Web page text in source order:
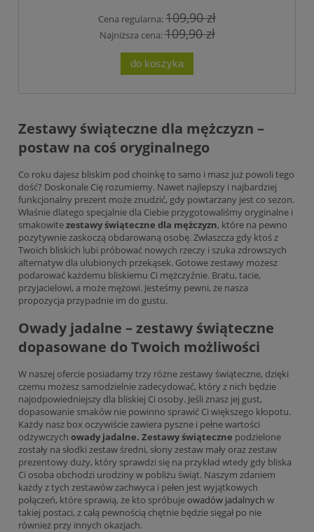
Cena regularna:109,90 zł
Najniższa cena:109,90 zł
do koszyka
Zestawy świąteczne dla mężczyzn –
postaw na coś oryginalnego
Co roku dajesz bliskim pod choinkę to samo i masz już powoli tego
dość? Doskonale Cię rozumiemy. Nawet najlepszy i najbardziej
funkcjonalny prezent może znudzić, gdy powtarzany jest co sezon.
Właśnie dlatego specjalnie dla Ciebie przygotowaliśmy oryginalne i
smakowitezestawy świąteczne dla mężczyzn, które na pewno
pozytywnie zaskoczą obdarowaną osobę. Zwłaszcza gdy ktoś z
Twoich bliskich lubi próbować nowych rzeczy i szuka zdrowszych
alternatyw dla ulubionych przekąsek. Gotowe zestawy możesz
podarować każdemu bliskiemu Ci mężczyźnie. Bratu, tacie,
przyjacielowi, a może mężowi. Jesteśmy pewni, że nasza
propozycja przypadnie im do gustu.
Owady jadalne – zestawy świąteczne
dopasowane do Twoich możliwości
W naszej ofercie posiadamy trzy różne zestawy świąteczne, dzięki
czemu możesz samodzielnie zadecydować, który z nich będzie
najodpowiedniejszy dla bliskiej Ci osoby. Jeśli znasz jej gust,
dopasowanie smaków nie powinno sprawić Ci większego kłopotu.
Każdy nasz box oczywiście zawiera pyszne i pełne wartości
odżywczych owady jadalne. Zestawy świąteczne podzielone
zostały na słodki zestaw średni, słony zestaw mały oraz zestaw
prezentowy duży, który sprawdzi się na przykład wtedy gdy bliska
Ci osoba obchodzi urodziny w pobliżu świąt. Naszym zdaniem
każdy z tych zestawów zachwyca i pełen jest wyjątkowych
połączeń, które sprawią, że kto spróbujeowadów jadalnych w
takiej postaci, z całą pewnością chętnie będzie sięgał po nie
również przy innych okazjach.